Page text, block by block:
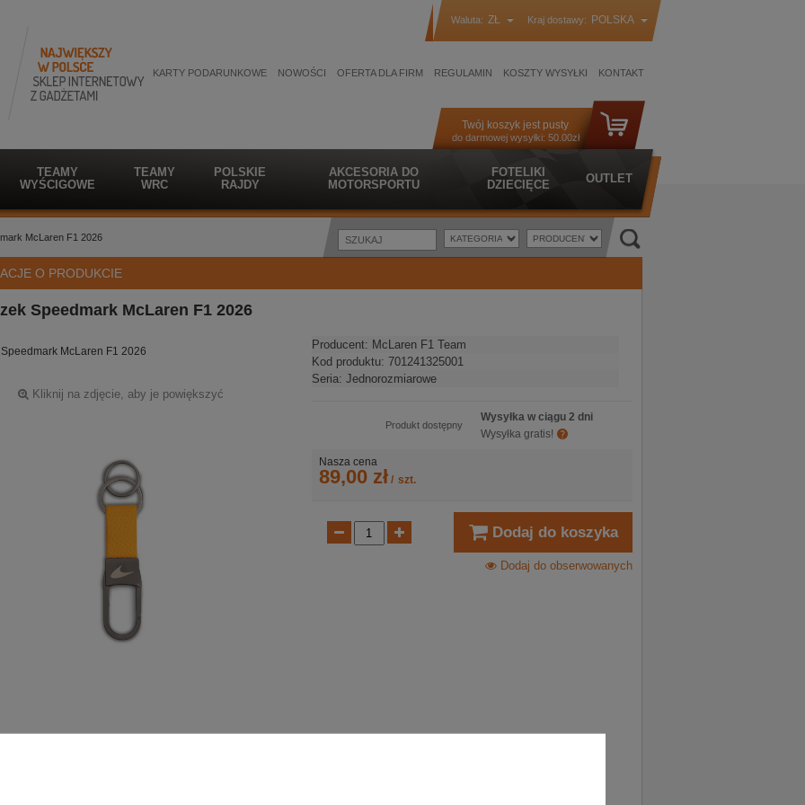
Waluta: ZŁ Kraj dostawy: POLSKA
KARTY PODARUNKOWE NOWOŚCI OFERTA DLA FIRM REGULAMIN KOSZTY WYSYŁKI KONTAKT
Twój koszyk jest pusty
do darmowej wysyłki: 50.00zł
TEAMY
WYŚCIGOWE
TEAMY
WRC
POLSKIE
RAJDY
AKCESORIA DO
MOTORSPORTU
FOTELIKI
DZIECIĘCE
OUTLET
McLaren F1 2026
O PRODUKCIE
Speedmark McLaren F1 2026
McLaren F1 2026
Kliknij na zdjęcie, aby je powiększyć
Producent: McLaren F1 Team
Kod produktu: 701241325001
Seria: Jednorozmiarowe
Produkt dostępny
Wysyłka w ciągu 2 dni
Wysyłka gratis!
Nasza cena
89,00 zł/ szt.
Dodaj do koszyka
Dodaj do obserwowanych